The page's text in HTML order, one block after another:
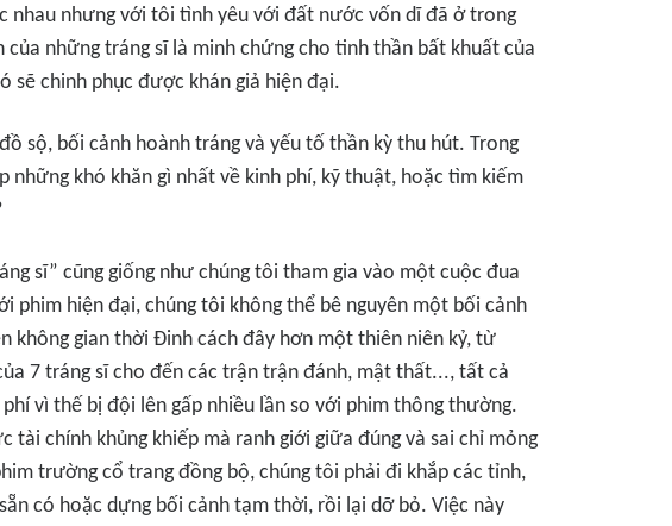
nhau nhưng với tôi tình yêu với đất nước vốn dĩ đã ở trong
những tráng sĩ là minh chứng cho tinh thần bất khuất của
sẽ chinh phục được khán giả hiện đại.
sộ, bối cảnh hoành tráng và yếu tố thần kỳ thu hút. Trong
những khó khăn gì nhất về kinh phí, kỹ thuật, hoặc tìm kiếm
sĩ” cũng giống như chúng tôi tham gia vào một cuộc đua
phim hiện đại, chúng tôi không thể bê nguyên một bối cảnh
không gian thời Đinh cách đây hơn một thiên niên kỷ, từ
7 tráng sĩ cho đến các trận trận đánh, mật thất..., tất cả
vì thế bị đội lên gấp nhiều lần so với phim thông thường.
tài chính khủng khiếp mà ranh giới giữa đúng và sai chỉ mỏng
trường cổ trang đồng bộ, chúng tôi phải đi khắp các tỉnh,
có hoặc dựng bối cảnh tạm thời, rồi lại dỡ bỏ. Việc này